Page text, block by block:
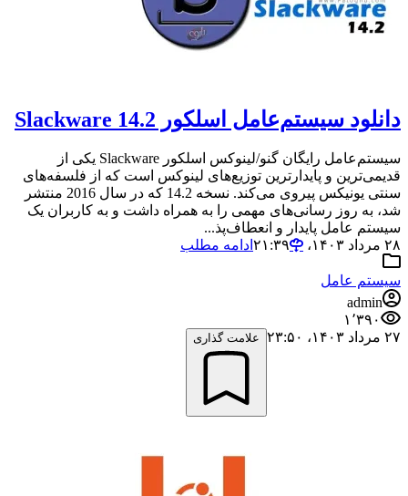
دانلود سیستم‌عامل اسلکور Slackware 14.2
سیستم‌عامل رایگان گنو/لینوکس اسلکور Slackware یکی از
قدیمی‌ترین و پایدارترین توزیع‌های لینوکس است که از فلسفه‌های
سنتی یونیکس پیروی می‌کند. نسخه 14.2 که در سال 2016 منتشر
شد، به روز رسانی‌های مهمی را به همراه داشت و به کاربران یک
سیستم عامل پایدار و انعطاف‌پذ...
۲۸ مرداد ۱۴۰۳،‏ ۲۱:۳۹
ادامه مطلب
سیستم عامل
admin
۱٬۳۹۰
۲۷ مرداد ۱۴۰۳،‏ ۲۳:۵۰
علامت گذاری